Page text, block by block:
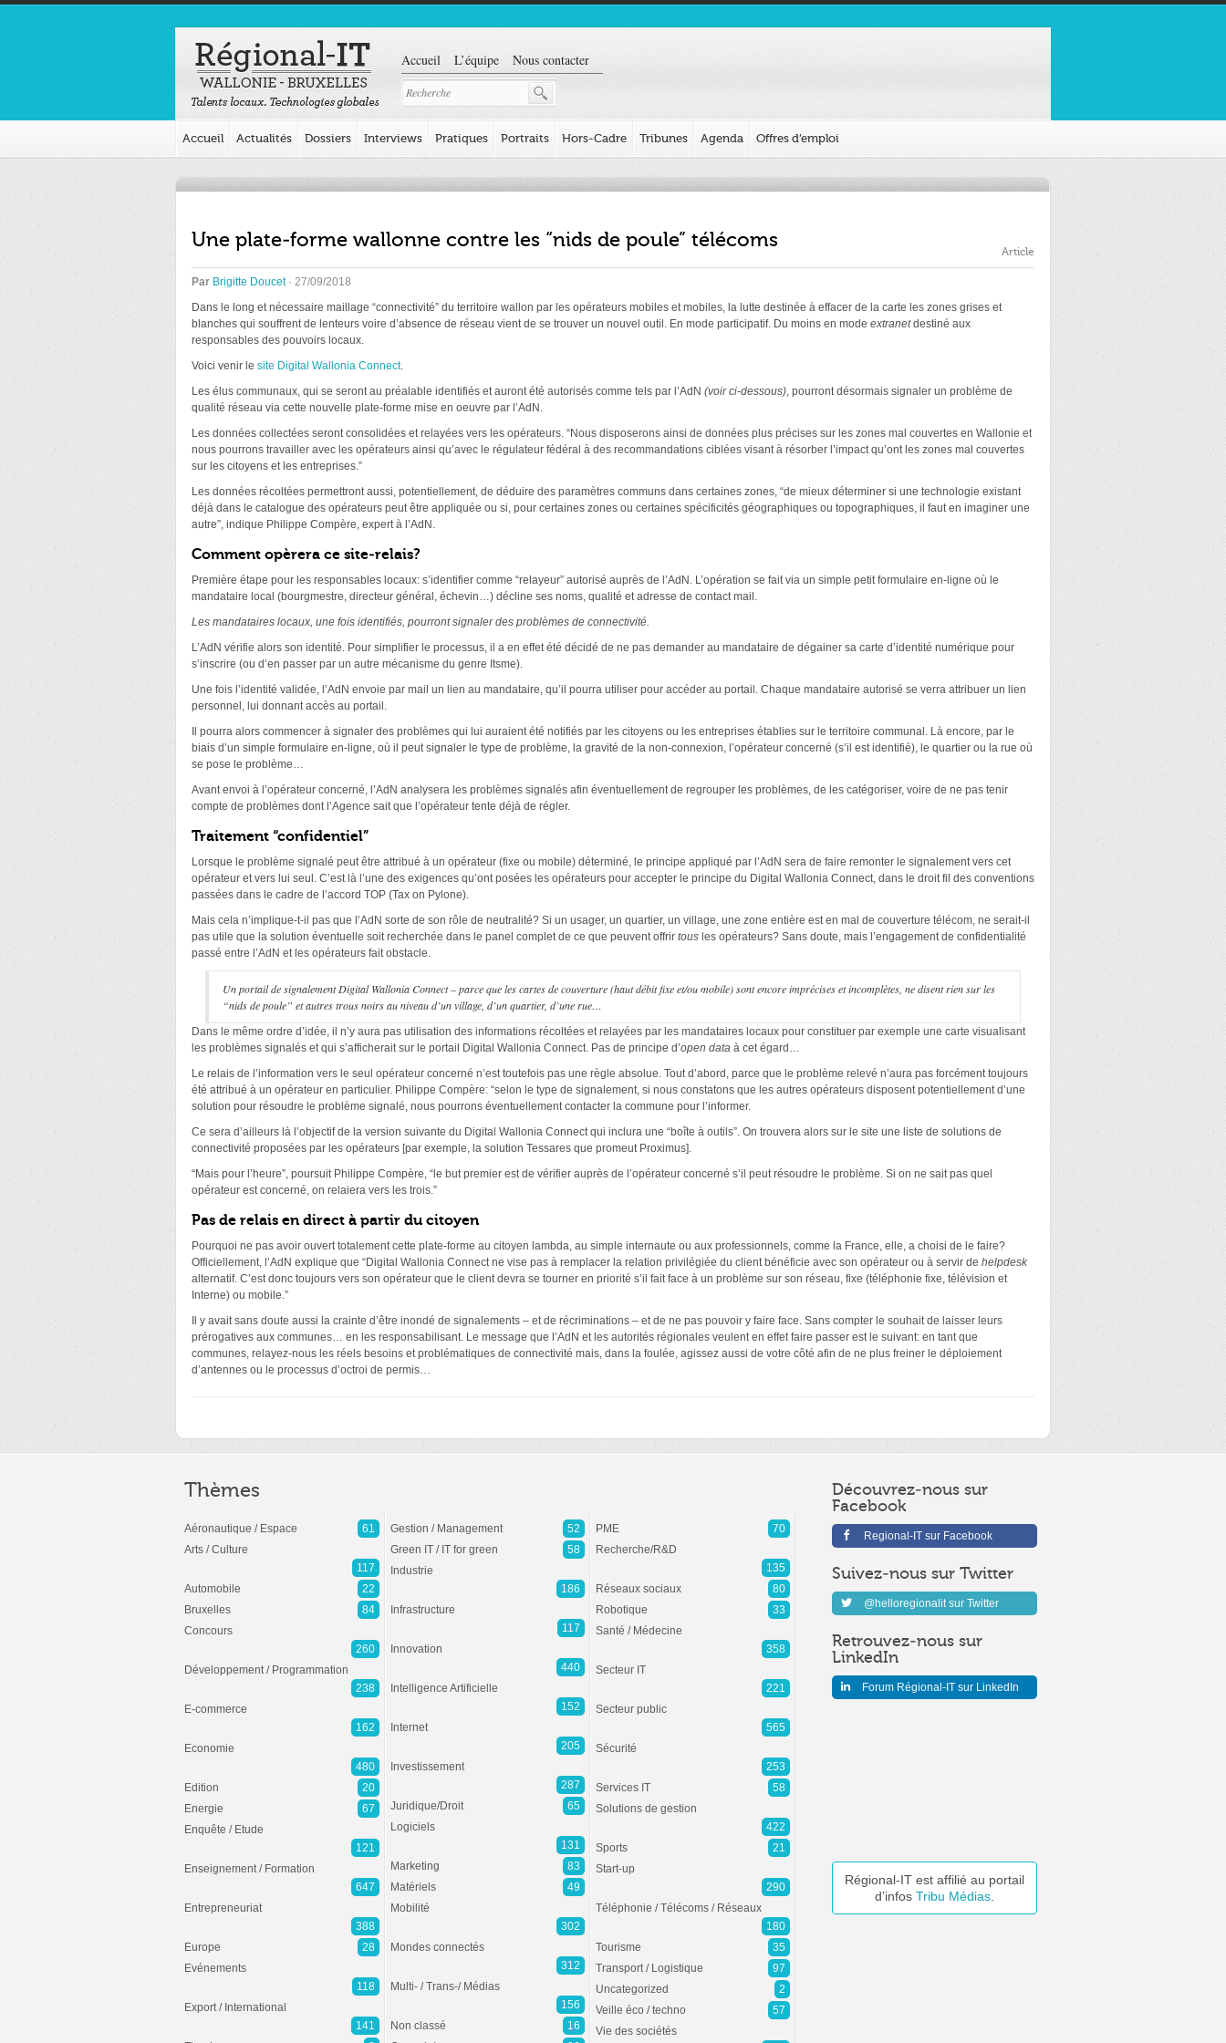
Accueil L’équipe Nous contacter
Accueil Actualités Dossiers Interviews Pratiques Portraits Hors-Cadre Tribunes Agenda Offres d’emploi
Une plate-forme wallonne contre les “nids de poule” télécoms Article
Par Brigitte Doucet· 27/09/2018
Dans le long et nécessaire maillage “connectivité” du territoire wallon par les opérateurs mobiles et mobiles, la lutte destinée à effacer de la carte les zones grises et
blanches qui souffrent de lenteurs voire d’absence de réseau vient de se trouver un nouvel outil. En mode participatif. Du moins en mode extranetdestiné aux
responsables des pouvoirs locaux.
Voici venir le site Digital Wallonia Connect.
Les élus communaux, qui se seront au préalable identifiés et auront été autorisés comme tels par l’AdN (voir ci-dessous), pourront désormais signaler un problème de
qualité réseau via cette nouvelle plate-forme mise en oeuvre par l’AdN.
Les données collectées seront consolidées et relayées vers les opérateurs. “Nous disposerons ainsi de données plus précises sur les zones mal couvertes en Wallonie et
nous pourrons travailler avec les opérateurs ainsi qu’avec le régulateur fédéral à des recommandations ciblées visant à résorber l’impact qu’ont les zones mal couvertes
sur les citoyens et les entreprises.”
Les données récoltées permettront aussi, potentiellement, de déduire des paramètres communs dans certaines zones, “de mieux déterminer si une technologie existant
déjà dans le catalogue des opérateurs peut être appliquée ou si, pour certaines zones ou certaines spécificités géographiques ou topographiques, il faut en imaginer une
autre”, indique Philippe Compère, expert à l’AdN.
Comment opèrera ce site-relais?
Première étape pour les responsables locaux: s’identifier comme “relayeur” autorisé auprès de l’AdN. L’opération se fait via un simple petit formulaire en-ligne où le
mandataire local (bourgmestre, directeur général, échevin…) décline ses noms, qualité et adresse de contact mail.
Les mandataires locaux, une fois identifiés, pourront signaler des problèmes de connectivité.
L’AdN vérifie alors son identité. Pour simplifier le processus, il a en effet été décidé de ne pas demander au mandataire de dégainer sa carte d’identité numérique pour
s’inscrire (ou d’en passer par un autre mécanisme du genre Itsme).
Une fois l’identité validée, l’AdN envoie par mail un lien au mandataire, qu’il pourra utiliser pour accéder au portail. Chaque mandataire autorisé se verra attribuer un lien
personnel, lui donnant accès au portail.
Il pourra alors commencer à signaler des problèmes qui lui auraient été notifiés par les citoyens ou les entreprises établies sur le territoire communal. Là encore, par le
biais d’un simple formulaire en-ligne, où il peut signaler le type de problème, la gravité de la non-connexion, l’opérateur concerné (s’il est identifié), le quartier ou la rue où
se pose le problème…
Avant envoi à l’opérateur concerné, l’AdN analysera les problèmes signalés afin éventuellement de regrouper les problèmes, de les catégoriser, voire de ne pas tenir
compte de problèmes dont l’Agence sait que l’opérateur tente déjà de régler.
Traitement “confidentiel”
Lorsque le problème signalé peut être attribué à un opérateur (fixe ou mobile) déterminé, le principe appliqué par l’AdN sera de faire remonter le signalement vers cet
opérateur et vers lui seul. C’est là l’une des exigences qu’ont posées les opérateurs pour accepter le principe du Digital Wallonia Connect, dans le droit fil des conventions
passées dans le cadre de l’accord TOP (Tax on Pylone).
Mais cela n’implique-t-il pas que l’AdN sorte de son rôle de neutralité? Si un usager, un quartier, un village, une zone entière est en mal de couverture télécom, ne serait-il
pas utile que la solution éventuelle soit recherchée dans le panel complet de ce que peuvent offrir tous les opérateurs? Sans doute, mais l’engagement de confidentialité
passé entre l’AdN et les opérateurs fait obstacle.
Un portail de signalement Digital Wallonia Connect – parce que les cartes de couverture (haut débit fixe et/ou mobile) sont encore imprécises et incomplètes, ne disent rien sur les
“nids de poule” et autres trous noirs au niveau d’un village, d’un quartier, d’une rue…
Dans le même ordre d’idée, il n’y aura pas utilisation des informations récoltées et relayées par les mandataires locaux pour constituer par exemple une carte visualisant
les problèmes signalés et qui s’afficherait sur le portail Digital Wallonia Connect. Pas de principe d’open data à cet égard…
Le relais de l’information vers le seul opérateur concerné n’est toutefois pas une règle absolue. Tout d’abord, parce que le problème relevé n’aura pas forcément toujours
été attribué à un opérateur en particulier. Philippe Compère: “selon le type de signalement, si nous constatons que les autres opérateurs disposent potentiellement d’une
solution pour résoudre le problème signalé, nous pourrons éventuellement contacter la commune pour l’informer.
Ce sera d’ailleurs là l’objectif de la version suivante du Digital Wallonia Connect qui inclura une “boîte à outils”. On trouvera alors sur le site une liste de solutions de
connectivité proposées par les opérateurs [par exemple, la solution Tessares que promeut Proximus].
“Mais pour l’heure”, poursuit Philippe Compère, “le but premier est de vérifier auprès de l’opérateur concerné s’il peut résoudre le problème. Si on ne sait pas quel
opérateur est concerné, on relaiera vers les trois.”
Pas de relais en direct à partir du citoyen
Pourquoi ne pas avoir ouvert totalement cette plate-forme au citoyen lambda, au simple internaute ou aux professionnels, comme la France, elle, a choisi de le faire?
Officiellement, l’AdN explique que “Digital Wallonia Connect ne vise pas à remplacer la relation privilégiée du client bénéficie avec son opérateur ou à servir de helpdesk
alternatif. C’est donc toujours vers son opérateur que le client devra se tourner en priorité s’il fait face à un problème sur son réseau, fixe (téléphonie fixe, télévision et
Interne) ou mobile.”
Il y avait sans doute aussi la crainte d’être inondé de signalements – et de récriminations – et de ne pas pouvoir y faire face. Sans compter le souhait de laisser leurs
prérogatives aux communes… en les responsabilisant. Le message que l’AdN et les autorités régionales veulent en effet faire passer est le suivant: en tant que
communes, relayez-nous les réels besoins et problématiques de connectivité mais, dans la foulée, agissez aussi de votre côté afin de ne plus freiner le déploiement
d’antennes ou le processus d’octroi de permis…
Découvrez-nous sur
Facebook
Regional-IT sur Facebook
Suivez-nous sur Twitter
@helloregionalit sur Twitter
Retrouvez-nous sur
LinkedIn
Forum Régional-IT sur LinkedIn
Régional-IT est affilié au portail
d’infos Tribu Médias
Thèmes
Aéronautique / Espace
61
Arts / Culture
117
Automobile
22
Bruxelles
84
Concours
260
Développement / Programmation
238
E-commerce
162
Economie
480
Edition
20
Energie
67
Enquête / Etude
121
Enseignement / Formation
647
Entrepreneuriat
388
Europe
28
Evénements
118
Export / International
141
Gestion / Management
52
Green IT / IT for green
58
Industrie
186
Infrastructure
117
Innovation
440
Intelligence Artificielle
152
Internet
205
Investissement
287
Juridique/Droit
65
Logiciels
131
Marketing
83
Matériels
49
Mobilité
302
Mondes connectés
312
Multi- / Trans-/ Médias
156
Non classé
16
PME
70
Recherche/R&D
135
Réseaux sociaux
80
Robotique
33
Santé / Médecine
358
Secteur IT
221
Secteur public
565
Sécurité
253
Services IT
58
Solutions de gestion
422
Sports
21
Start-up
290
Téléphonie / Télécoms / Réseaux
180
Tourisme
35
Transport / Logistique
97
Uncategorized
2
Veille éco / techno
57
Vie des sociétés